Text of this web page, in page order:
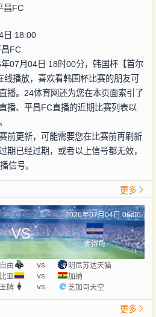
昌FC
日 18:00
FC
年07月04日 18时00分，韩国杯【首尔
播放，喜欢看韩国杯比赛的朋友可
播。24体育网还为您在本页面索引了
播、平昌FC直播的近期比赛列表以
前更新，可能需要您在比赛前再刷新
期已经过期，或者以上信号都无效，
信号。
更多
2026年07月04日 06:00
VS
佛得角
由 vs
明尼苏达天猫
亚 vs
加纳
牌 vs 芝加哥天空
更多